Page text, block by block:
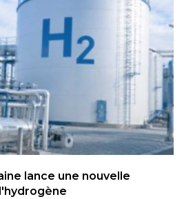
lance une nouvelle